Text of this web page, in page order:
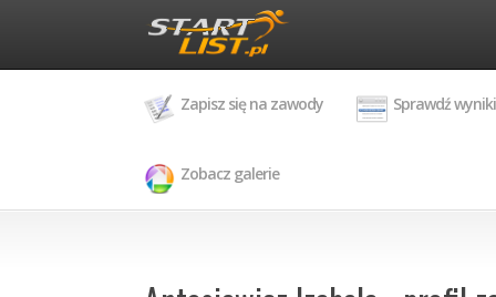
Zapisz się na zawody Sprawdź wyniki
Zobacz galerie